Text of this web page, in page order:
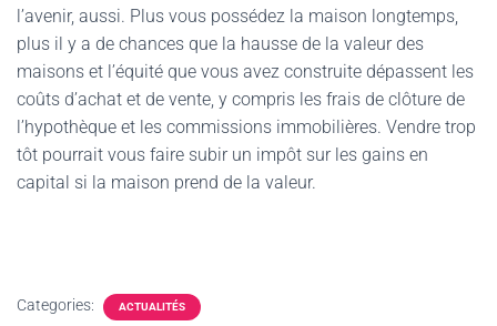
l’avenir, aussi. Plus vous possédez la maison longtemps,
plus il y a de chances que la hausse de la valeur des
maisons et l’équité que vous avez construite dépassent les
coûts d’achat et de vente, y compris les frais de clôture de
l’hypothèque et les commissions immobilières. Vendre trop
tôt pourrait vous faire subir un impôt sur les gains en
capital si la maison prend de la valeur.
Categories: ACTUALITÉS